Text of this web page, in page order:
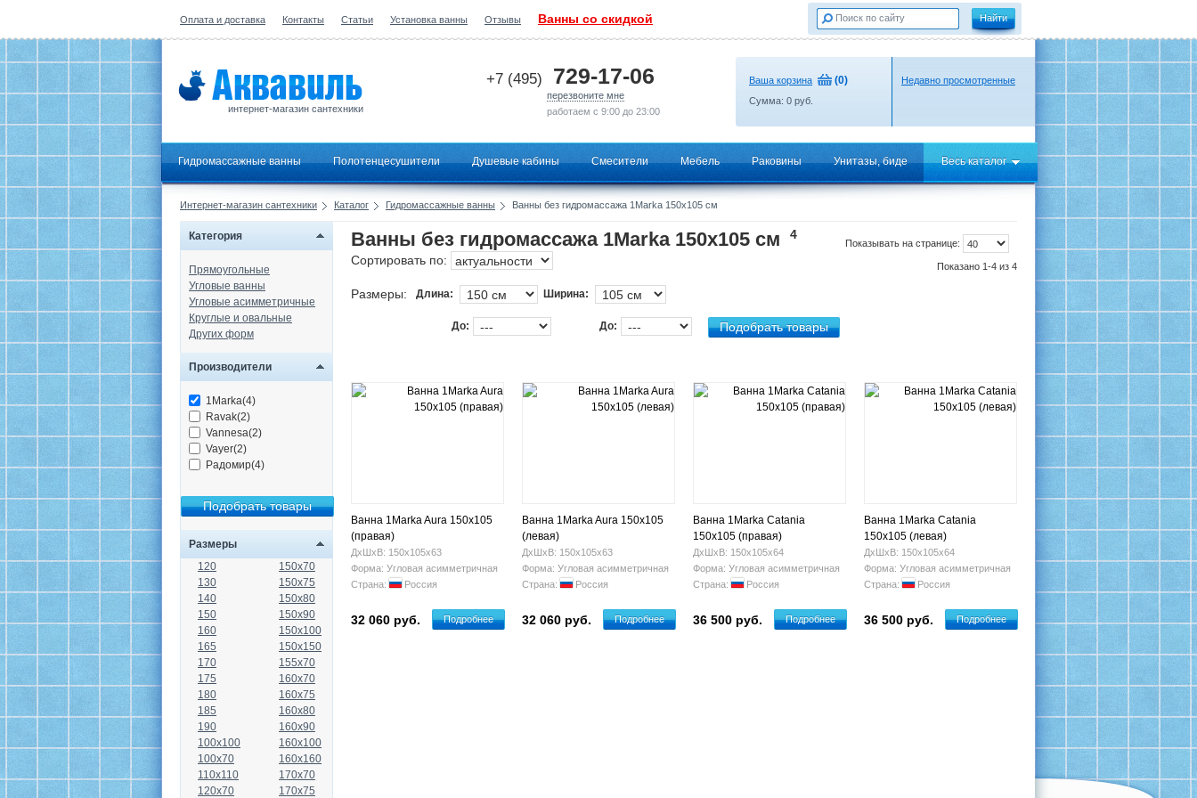
Оплата и доставка Контакты Статьи Установка ванны Отзывы Ванны со скидкой
интернет-магазин сантехники
+7 (495) 729-17-06
перезвоните мне
работаем с 9:00 до 23:00
Ваша корзина (0)
Сумма: 0 руб.
Недавно просмотренные
Гидромассажные ванны Полотенцесушители Душевые кабины Смесители Мебель Раковины Унитазы, биде Весь каталог
Интернет-магазин сантехники Каталог Гидромассажные ванны Ванны без гидромассажа 1Marka 150х105 см
Категория
Прямоугольные
Угловые ванны
Угловые асимметричные
Круглые и овальные
Других форм
Производители
1Marka(4)
Ravak(2)
Vannesa(2)
Vayer(2)
Радомир(4)
Размеры
120
130
140
150
160
165
170
175
180
185
190
100x100
100x70
110x110
120x70
150x70
150x75
150x80
150x90
150x100
150x150
155x70
160x70
160x75
160x80
160x90
160x100
160x160
170x70
170x75
Показывать на странице:
Показано 1-4 из 4
Ванны без гидромассажа 1Marka 150х105 см
4
Сортировать по:
Размеры: Длина: Ширина:
До: До:
Ванна 1Marka Aura 150х105
(правая)
ДхШхВ: 150х105х63
Форма: Угловая асимметричная
Страна:
Россия
32 060 руб. Подробнее
Ванна 1Marka Aura 150х105
(левая)
ДхШхВ: 150х105х63
Форма: Угловая асимметричная
Страна:
Россия
32 060 руб. Подробнее
Ванна 1Marka Catania
150x105 (правая)
ДхШхВ: 150х105х64
Форма: Угловая асимметричная
Страна:
Россия
36 500 руб. Подробнее
Ванна 1Marka Catania
150x105 (левая)
ДхШхВ: 150х105х64
Форма: Угловая асимметричная
Страна:
Россия
36 500 руб. Подробнее